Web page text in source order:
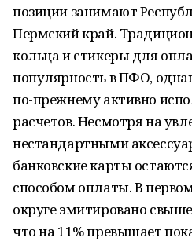
позиции занимают
Пермский край.
кольца и стикеры для
популярность в ПФО,
по-прежнему активно
расчетов. Несмотря на
нестандартными
банковские карты
способом оплаты. В
округе эмитировано
что на 11% превышает